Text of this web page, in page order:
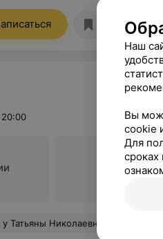
Отзывы
Все
За очень даже адекватную цену здесь вам помогут забыть о проблемах с зубами) Спасут даже самый безнадежный зуб)
Наш
Вы
cookie
Для